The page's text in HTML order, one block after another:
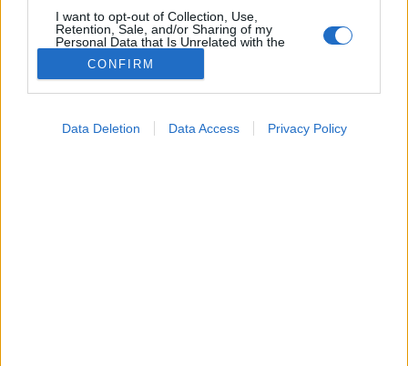
I want to opt-out of Collection, Use,
Retention, Sale, and/or Sharing of my
Personal Data that Is Unrelated with the
Purposes for which it was collected.
Opted Out
CONFIRM
Data Deletion Data Access Privacy Policy